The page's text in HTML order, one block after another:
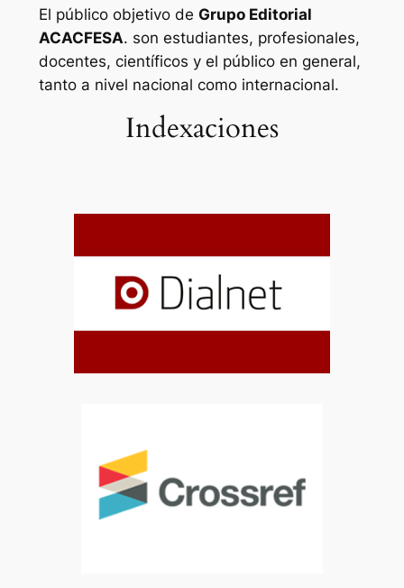
El público objetivo de Grupo Editorial
ACACFESA. son estudiantes, profesionales,
docentes, científicos y el público en general,
tanto a nivel nacional como internacional.
Indexaciones